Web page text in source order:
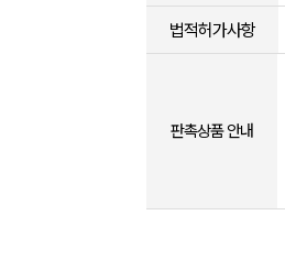
법적허가사항
판촉상품 안내